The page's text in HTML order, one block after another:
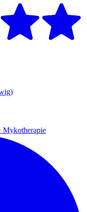
Mykotherapie